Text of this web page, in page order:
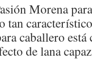
Morena
tan
caballero
de lana